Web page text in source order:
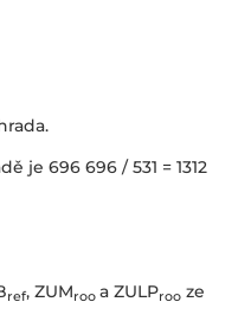
je 696 696 / 531 = 1312
ref, ZUMroo a ZULProo ze